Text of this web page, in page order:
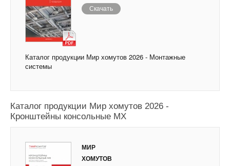
Скачать
Каталог продукции Мир хомутов 2026 - Монтажные
системы
Каталог продукции Мир хомутов 2026 -
Кронштейны консольные МХ
МИР
ХОМУТОВ